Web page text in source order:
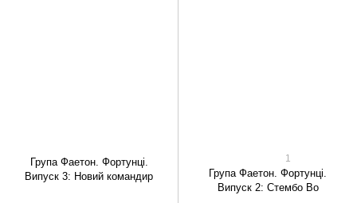
Група Фаетон. Фортунці.
Випуск 3: Новий командир
1
Група Фаетон. Фортунці.
Випуск 2: Стембо Во